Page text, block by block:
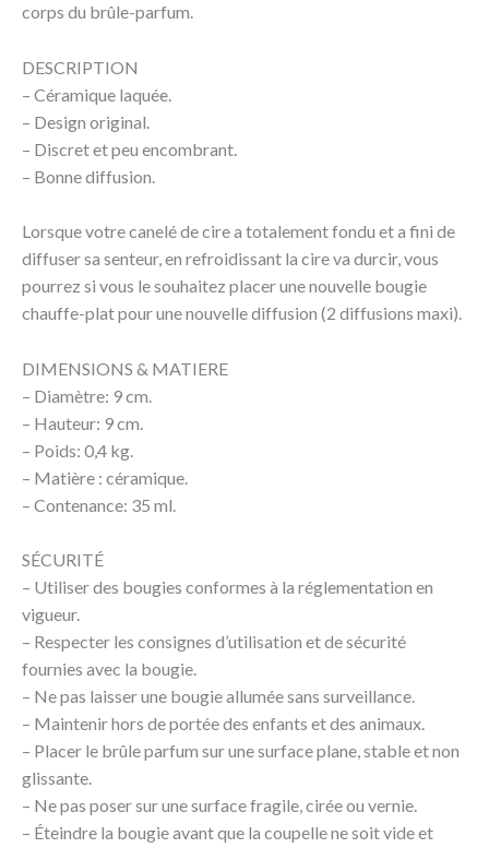
corps du brûle-parfum.
DESCRIPTION
– Céramique laquée.
– Design original.
– Discret et peu encombrant.
– Bonne diffusion.
Lorsque votre canelé de cire a totalement fondu et a fini de
diffuser sa senteur, en refroidissant la cire va durcir, vous
pourrez si vous le souhaitez placer une nouvelle bougie
chauffe-plat pour une nouvelle diffusion (2 diffusions maxi).
DIMENSIONS & MATIERE
– Diamètre: 9 cm.
– Hauteur: 9 cm.
– Poids: 0,4 kg.
– Matière : céramique.
– Contenance: 35 ml.
SÉCURITÉ
– Utiliser des bougies conformes à la réglementation en
vigueur.
– Respecter les consignes d’utilisation et de sécurité
fournies avec la bougie.
– Ne pas laisser une bougie allumée sans surveillance.
– Maintenir hors de portée des enfants et des animaux.
– Placer le brûle parfum sur une surface plane, stable et non
glissante.
– Ne pas poser sur une surface fragile, cirée ou vernie.
– Éteindre la bougie avant que la coupelle ne soit vide et